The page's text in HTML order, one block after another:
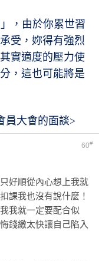
，由於你累世習
受，妳得有強烈
實適度的壓力使
，這也可能將是
員大會的面談>
60#
好順從內心想上我就
課我也沒有說什麼！
我就一定要配合似
錢繳太快讓自己陷入